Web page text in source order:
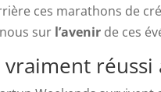
ces marathons de
sur l’avenir de ces